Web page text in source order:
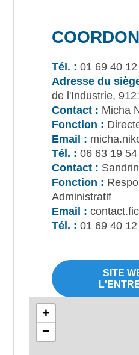
Tél. : 01 69 40
Adresse du
de l'Industrie,
Contact : Micha
Fonction :
Email :
Tél. : 06 63 19 54
Contact :
Fonction :
Administratif
Email :
Tél. : 01 69 40
SITE
+
−